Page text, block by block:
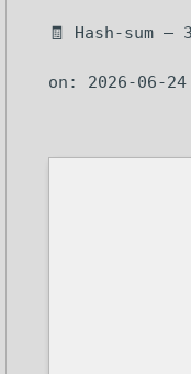
🧾 Hash-sum —
on: 2026-06-24